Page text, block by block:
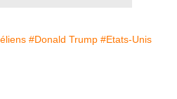
#Donald Trump #Etats-Unis